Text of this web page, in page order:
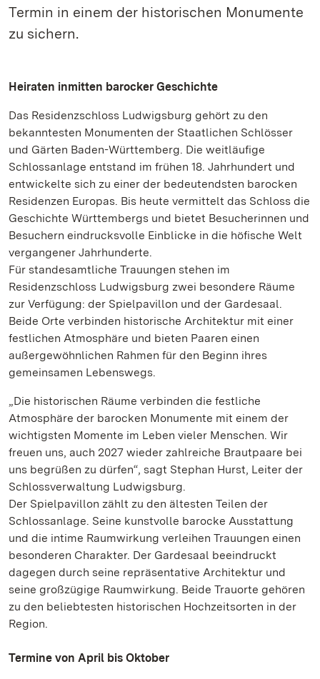
Termin in einem der historischen Monumente
zu sichern.
Heiraten inmitten barocker Geschichte
Das Residenzschloss Ludwigsburg gehört zu den
bekanntesten Monumenten der Staatlichen Schlösser
und Gärten Baden-Württemberg. Die weitläufige
Schlossanlage entstand im frühen 18. Jahrhundert und
entwickelte sich zu einer der bedeutendsten barocken
Residenzen Europas. Bis heute vermittelt das Schloss die
Geschichte Württembergs und bietet Besucherinnen und
Besuchern eindrucksvolle Einblicke in die höfische Welt
vergangener Jahrhunderte.
Für standesamtliche Trauungen stehen im
Residenzschloss Ludwigsburg zwei besondere Räume
zur Verfügung: der Spielpavillon und der Gardesaal.
Beide Orte verbinden historische Architektur mit einer
festlichen Atmosphäre und bieten Paaren einen
außergewöhnlichen Rahmen für den Beginn ihres
gemeinsamen Lebenswegs.
„Die historischen Räume verbinden die festliche
Atmosphäre der barocken Monumente mit einem der
wichtigsten Momente im Leben vieler Menschen. Wir
freuen uns, auch 2027 wieder zahlreiche Brautpaare bei
uns begrüßen zu dürfen“, sagt Stephan Hurst, Leiter der
Schlossverwaltung Ludwigsburg.
Der Spielpavillon zählt zu den ältesten Teilen der
Schlossanlage. Seine kunstvolle barocke Ausstattung
und die intime Raumwirkung verleihen Trauungen einen
besonderen Charakter. Der Gardesaal beeindruckt
dagegen durch seine repräsentative Architektur und
seine großzügige Raumwirkung. Beide Trauorte gehören
zu den beliebtesten historischen Hochzeitsorten in der
Region.
Termine von April bis Oktober